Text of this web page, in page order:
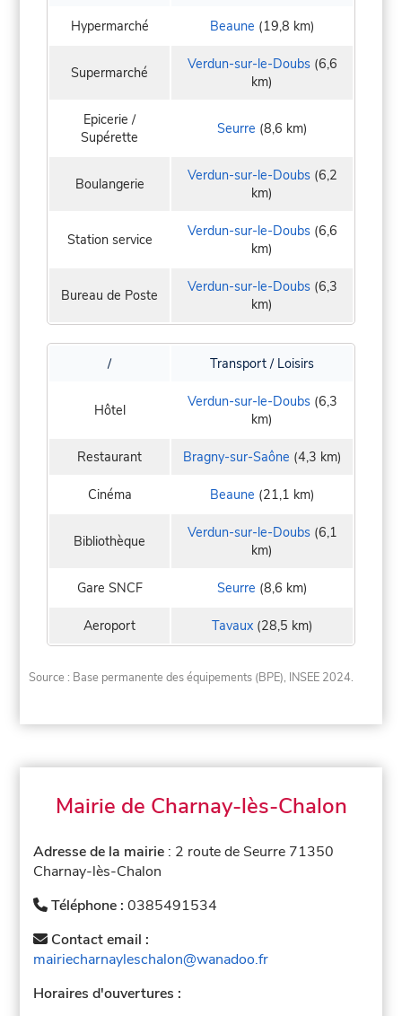
Hypermarché Beaune (19,8 km)
Supermarché Verdun-sur-le-Doubs(6,6
km)
Epicerie /
Supérette
Seurre (8,6 km)
Boulangerie Verdun-sur-le-Doubs(6,2
km)
Station service Verdun-sur-le-Doubs(6,6
km)
Bureau de Poste Verdun-sur-le-Doubs(6,3
km)
/ Transport / Loisirs
Hôtel Verdun-sur-le-Doubs(6,3
km)
Restaurant Bragny-sur-Saône (4,3 km)
Cinéma Beaune (21,1 km)
Bibliothèque Verdun-sur-le-Doubs(6,1
km)
Gare SNCF Seurre (8,6 km)
Aeroport Tavaux(28,5 km)
Source : Base permanente des équipements (BPE), INSEE 2024.
Mairie de Charnay-lès-Chalon
Adresse de la mairie : 2 route de Seurre 71350
Charnay-lès-Chalon
Téléphone :0385491534
Contact email :
mairiecharnayleschalon@wanadoo.fr
Horaires d'ouvertures :